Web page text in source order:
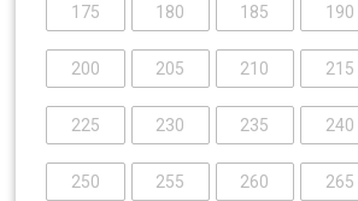
175 180 185 190
200 205 210 215
225 230 235 240
250 255 260 265